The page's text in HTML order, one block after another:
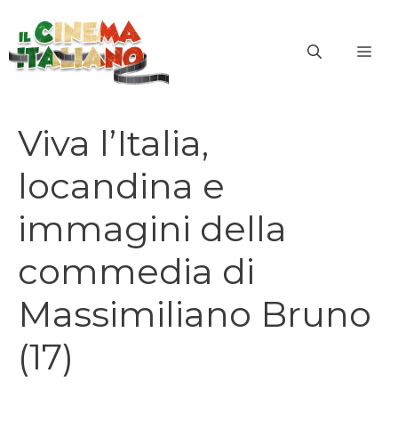
contenuto
Viva l’Italia,
locandina e
immagini della
commedia di
Massimiliano Bruno
(17)